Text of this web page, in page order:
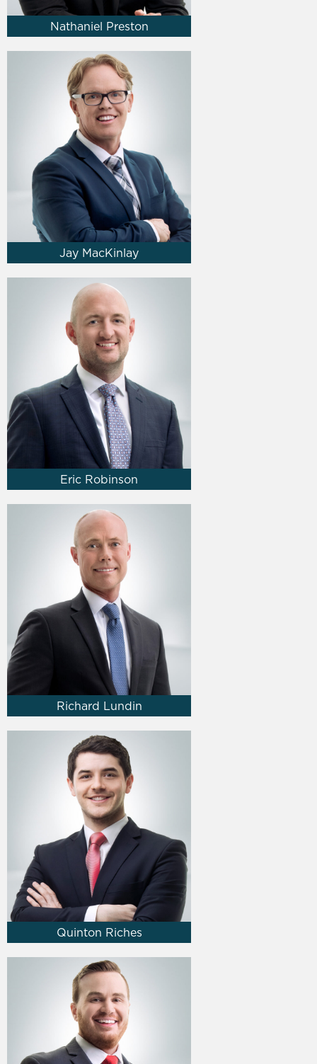
Nathaniel Preston
Jay MacKinlay
Eric Robinson
Richard Lundin
Quinton Riches